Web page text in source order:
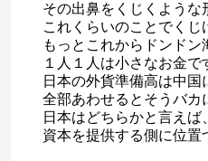
その出鼻をくじくような
これくらいのことでくじ
もっとこれからドンドン
１人１人は小さなお金で
日本の外貨準備高は中
全部あわせるとそうバカ
日本はどちらかと言えば、
資本を提供する側に位置